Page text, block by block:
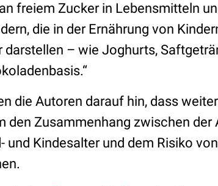
freiem Zucker in Lebensmitteln
die in der Ernährung von
darstellen – wie Joghurts,
die Autoren darauf hin, dass
den Zusammenhang zwischen
und Kindesalter und dem Risiko